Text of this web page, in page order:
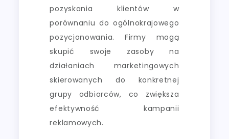
pozyskania klientów w
porównaniu do ogólnokrajowego
pozycjonowania. Firmy mogą
skupić swoje zasoby na
działaniach marketingowych
skierowanych do konkretnej
grupy odbiorców, co zwiększa
efektywność kampanii
reklamowych.